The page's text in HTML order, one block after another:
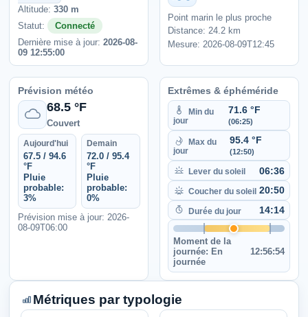
Altitude: 330 m
Statut:
Connecté
Dernière mise à jour: 2026-08-
09 12:55:00
Point marin le plus proche
Distance: 24.2 km
Mesure: 2026-08-09T12:45
Prévision météo
68.5 °F
Couvert
Aujourd'hui
67.5 / 94.6
°F
Pluie
probable:
3%
Demain
72.0 / 95.4
°F
Pluie
probable:
0%
Prévision mise à jour: 2026-
08-09T06:00
Extrêmes & éphéméride
Min du
jour
71.6 °F
(06:25)
Max du
jour
95.4 °F
(12:50)
Lever du soleil 06:36
Coucher du soleil 20:50
Durée du jour 14:14
Moment de la
journée: En
journée
12:56:54
Métriques par typologie